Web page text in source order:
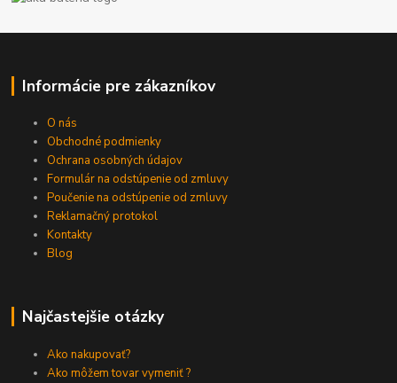
Informácie pre zákazníkov
O nás
Obchodné podmienky
Ochrana osobných údajov
Formulár na odstúpenie od zmluvy
Poučenie na odstúpenie od zmluvy
Reklamačný protokol
Kontakty
Blog
Najčastejšie otázky
Ako nakupovať?
Ako môžem tovar vymeniť ?